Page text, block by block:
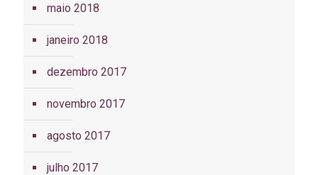
maio 2018
janeiro 2018
dezembro 2017
novembro 2017
agosto 2017
julho 2017